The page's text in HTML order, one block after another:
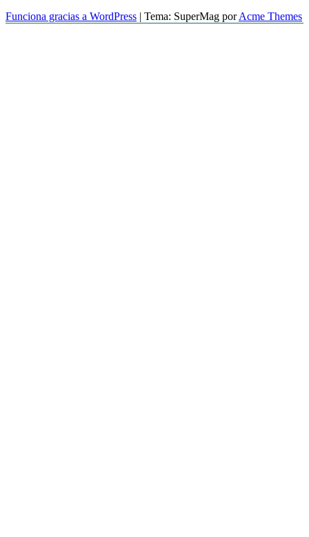
Funciona gracias a WordPress | Tema: SuperMag porAcme Themes